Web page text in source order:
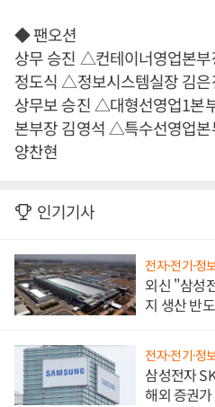
◆ 팬오션
상무 승진 △컨테이너영업본
정도식 △정보시스템실장 김은
상무보 승진 △대형선영업1본
본부장 김영석 △특수선영업
양찬현
인기기사
전자·전기·정
외신 "삼성
지 생산 반
전자·전기·정
삼성전자
해외 증권